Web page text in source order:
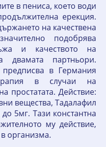
в пениса, което води
ерекция.
на качествена
подобрява
и качеството на
двамата партньори.
в Германия
в случаи на
простатата. Действие:
вещества, Тадалафил
5мг. Тази константна
му действие,
организма.